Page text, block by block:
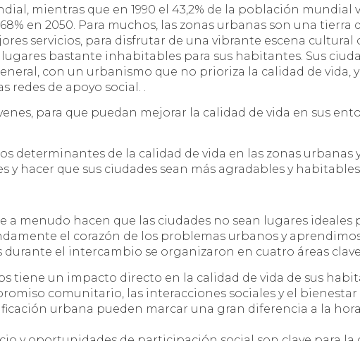
mientras que en 1990 el 43,2% de la población mundial
en 2050. Para muchos, las zonas urbanas son una
servicios, para disfrutar de una vibrante escena cultural
bastante inhabitables para sus habitantes. Sus
con un urbanismo que no prioriza la calidad de vida,
de apoyo social. .
para que puedan mejorar la calidad de vida en sus
determinantes de la calidad de vida en las zonas urbanas
hacer que sus ciudades sean más agradables y
menudo hacen que las ciudades no sean lugares ideales
el corazón de los problemas urbanos y
el intercambio se organizaron en cuatro áreas
tiene un impacto directo en la calidad de vida de sus
comunitario, las interacciones sociales y el
urbana pueden marcar una gran diferencia a la